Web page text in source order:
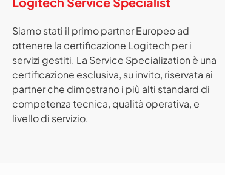
Siamo stati il primo partner Europeo ad
ottenere la certificazione Logitech per i
servizi gestiti. La Service Specialization è una
certificazione esclusiva, su invito, riservata ai
partner che dimostrano i più alti standard di
competenza tecnica, qualità operativa, e
livello di servizio.